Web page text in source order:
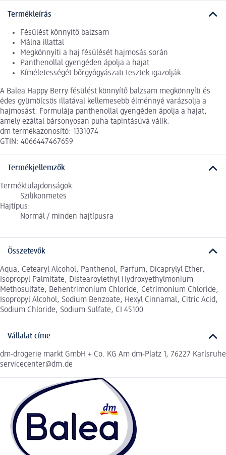
Termékleírás
Fésülést könnyítő balzsam
Málna illattal
Megkönnyíti a haj fésülését hajmosás során
Panthenollal gyengéden ápolja a hajat
Kíméletességét bőrgyógyászati tesztek igazolják
A Balea Happy Berry fésülést könnyítő balzsam megkönnyíti és
édes gyümölcsös illatával kellemesebb élménnyé varázsolja a
hajmosást. Formulája panthenollal gyengéden ápolja a hajat,
amely ezáltal bársonyosan puha tapintásúvá válik.
dm termékazonosító: 1331074
GTIN: 4066447467659
Termékjellemzők
Terméktulajdonságok:
Szilikonmetes
Hajtípus:
Normál / minden hajtípusra
Összetevők
Aqua, Cetearyl Alcohol, Panthenol, Parfum, Dicaprylyl Ether,
Isopropyl Palmitate, Distearoylethyl Hydroxyethylmonium
Methosulfate, Behentrimonium Chloride, Cetrimonium Chloride,
Isopropyl Alcohol, Sodium Benzoate, Hexyl Cinnamal, Citric Acid,
Sodium Chloride, Sodium Sulfate, CI 45100
Vállalat címe
dm-drogerie markt GmbH + Co. KG Am dm-Platz 1, 76227 Karlsruhe
servicecenter@dm.de